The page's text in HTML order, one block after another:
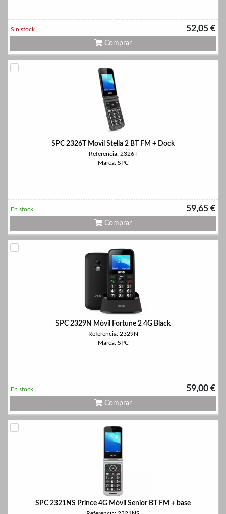
52,05 €
Sin stock
Comprar
SPC 2326T Movil Stella 2 BT FM + Dock
Referencia: 2326T
Marca: SPC
59,65 €
En stock
Comprar
SPC 2329N Móvil Fortune 2 4G Black
Referencia: 2329N
Marca: SPC
59,00 €
En stock
Comprar
SPC 2321NS Prince 4G Móvil Senior BT FM + base